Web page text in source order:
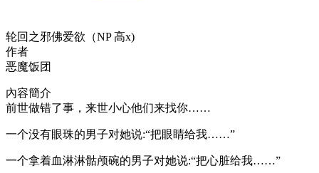
轮回之邪佛爱欲（NP 高x)
作者
恶魔饭团
內容簡介
前世做错了事，来世小心他们来找你……
一个没有眼珠的男子对她说:“把眼睛给我……”
一个拿着血淋淋骷颅碗的男子对她说:“把心脏给我……”